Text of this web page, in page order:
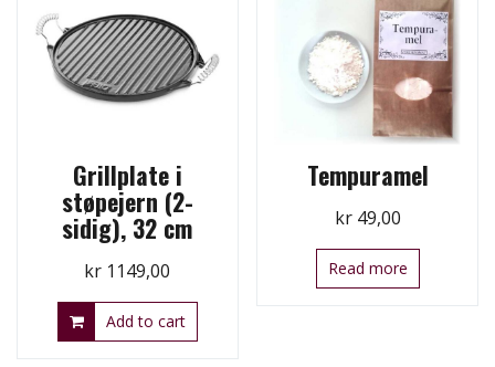
Grillplate i
støpejern (2-
sidig), 32 cm
kr 1149,00
Add to cart
Tempuramel
kr49,00
Read more